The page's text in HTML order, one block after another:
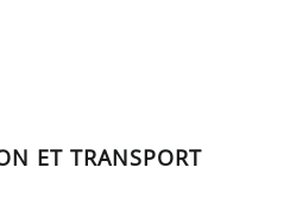
ET TRANSPORT